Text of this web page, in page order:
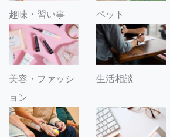
趣味・習い事 ペット
美容・ファッシ
ョン
生活相談